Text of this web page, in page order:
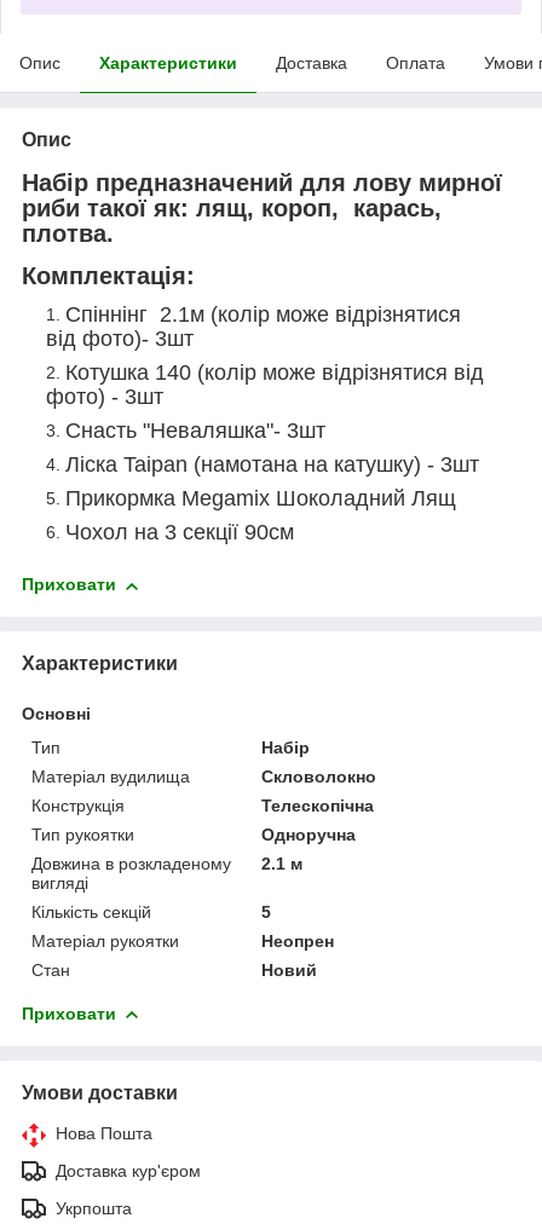
Опис Характеристики Доставка Оплата Умови
Опис
Набір предназначений для лову мирної
риби такої як: лящ, короп, карась,
плотва.
Комплектація:
Спіннінг 2.1м (колір може відрізнятися
від фото)- 3шт
Котушка 140 (колір може відрізнятися від
фото) - 3шт
Снасть "Неваляшка"- 3шт
Ліска Taipan (намотана на катушку) - 3шт
Прикормка Megamix Шоколадний Лящ
Чохол на 3 секції 90см
Приховати
Характеристики
Основні
Тип
Набір
Матеріал вудилища
Скловолокно
Конструкція
Телескопічна
Тип рукоятки
Одноручна
Довжина в розкладеному
вигляді
2.1 м
Кількість секцій
5
Матеріал рукоятки
Неопрен
Стан
Новий
Приховати
Умови доставки
Нова Пошта
Доставка кур'єром
Укрпошта